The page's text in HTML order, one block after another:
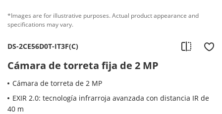
*Images are for illustrative purposes. Actual product appearance and
specifications may vary.
DS-2CE56D0T-IT3F(C)
Cámara de torreta fija de 2 MP
Cámara de torreta de 2 MP
EXIR 2.0: tecnología infrarroja avanzada con distancia IR de
40 m